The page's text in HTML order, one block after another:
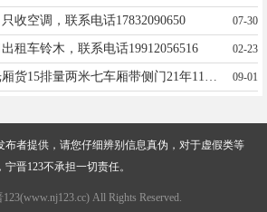
收空调，联系电话17832090650 07-30
租车铃木，联系电话19912056516 02-23
09-01
布者提供，请您仔细辨别信息真伪，对于虚假类等
晋123不承担一切责任。
All Rights Reserved.